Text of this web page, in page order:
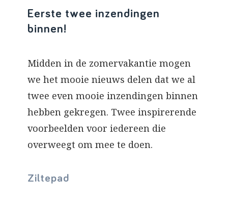
Eerste twee inzendingen
binnen!
Midden in de zomervakantie mogen
we het mooie nieuws delen dat we al
twee even mooie inzendingen binnen
hebben gekregen. Twee inspirerende
voorbeelden voor iedereen die
overweegt om mee te doen.
Ziltepad